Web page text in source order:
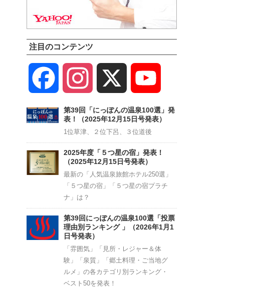
注目のコンテンツ
Facebook Instagram
Channel
第39回「にっぽんの温泉100選」発
表！（2025年12月15日号発表）
1位草津、２位下呂、３位道後
2025年度「５つ星の宿」発表！
（2025年12月15日号発表）
最新の「人気温泉旅館ホテル250選」
「５つ星の宿」「５つ星の宿プラチ
ナ」は？
第39回にっぽんの温泉100選「投票
理由別ランキング 」（2026年1月1
日号発表）
「雰囲気」「見所・レジャー＆体
験」「泉質」「郷土料理・ご当地グ
ルメ」の各カテゴリ別ランキング・
ベスト50を発表！